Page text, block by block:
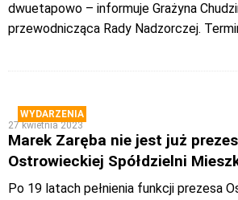
dwuetapowo – informuje Grażyna
przewodnicząca Rady Nadzorczej.
WYDARZENIA
27 kwietnia 2023
Marek Zaręba nie jest już
Ostrowieckiej Spółdzielni
Po 19 latach pełnienia funkcji prezesa